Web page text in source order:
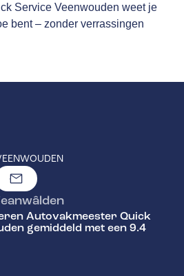
Service Veenwouden weet je
bent – zonder verrassingen
Autovakmeester Quick
gemiddeld met een 9.4